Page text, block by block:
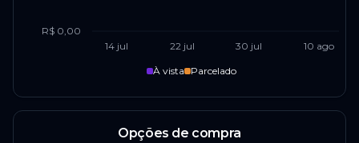
14 jul 22 jul 30 jul 10 ago
R$ 0,00
À vista Parcelado
Opções de compra